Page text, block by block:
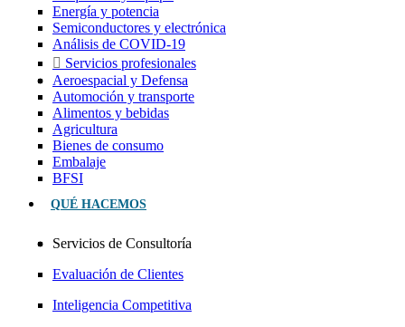
Energía y potencia
Semiconductores y electrónica
Análisis de COVID-19
Servicios profesionales
Aeroespacial y Defensa
Automoción y transporte
Alimentos y bebidas
Agricultura
Bienes de consumo
Embalaje
BFSI
QUÉ HACEMOS
Servicios de Consultoría
Evaluación de Clientes
Inteligencia Competitiva